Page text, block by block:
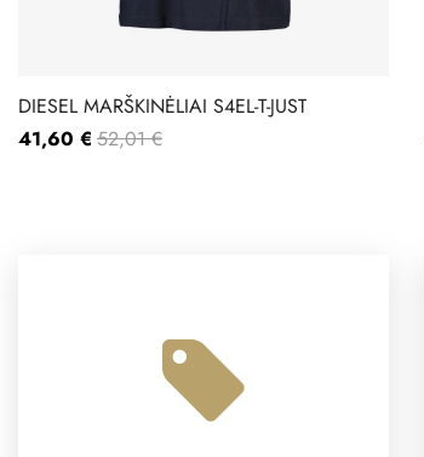
DIESEL MARŠKINĖLIAI S4EL-T-JUST
41,60 € 52,01 €